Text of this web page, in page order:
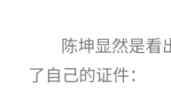
陈坤显然是看
了自己的证件：